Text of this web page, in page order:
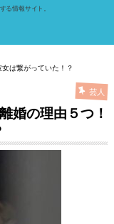
る情報サイト。
は繋がっていた！？
芸人
婚の理由５つ！